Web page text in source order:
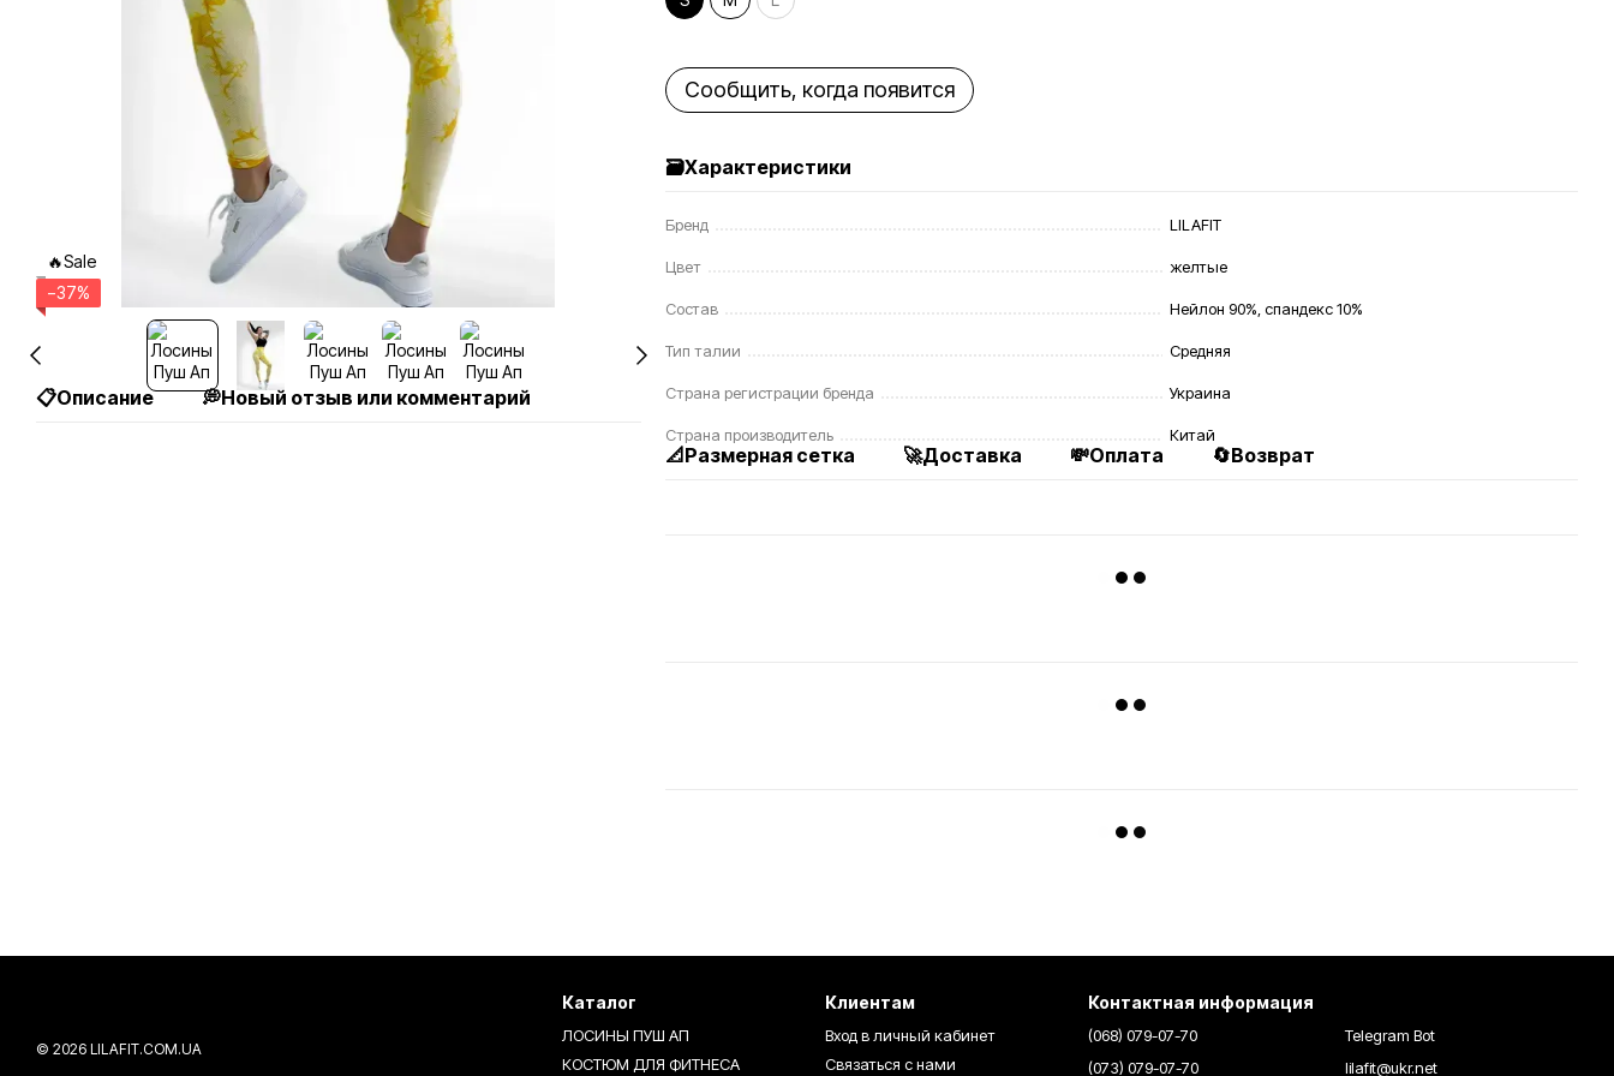
🔥Sale
−37%
📋Описание 💭Новый отзыв или комментарий
Сообщить, когда появится
🗃️Характеристики
Бренд LILAFIT
Цвет желтые
Состав Нейлон 90%, спандекс 10%
Тип талии Средняя
Страна регистрации бренда Украина
Страна производитель Китай
📐Размерная сетка 🚀Доставка 💸Оплата 🔄Возврат
© 2026 LILAFIT.COM.UA
Каталог
ЛОСИНЫ ПУШ АП
КОСТЮМ ДЛЯ ФИТНЕСА
Клиентам
Вход в личный кабинет
Связаться с нами
Контактная информация
(068) 079-07-70
(073) 079-07-70
Telegram Bot
lilafit@ukr.net